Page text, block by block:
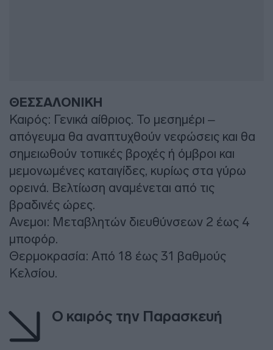
ΘΕΣΣΑΛΟΝΙΚΗ
Καιρός: Γενικά αίθριος. Το μεσημέρι –
απόγευμα θα αναπτυχθούν νεφώσεις και θα
σημειωθούν τοπικές βροχές ή όμβροι και
μεμονωμένες καταιγίδες, κυρίως στα γύρω
ορεινά. Βελτίωση αναμένεται από τις
βραδινές ώρες.
Ανεμοι: Μεταβλητών διευθύνσεων 2 έως 4
μποφόρ.
Θερμοκρασία: Από 18 έως 31 βαθμούς
Κελσίου.
Ο καιρός την Παρασκευή